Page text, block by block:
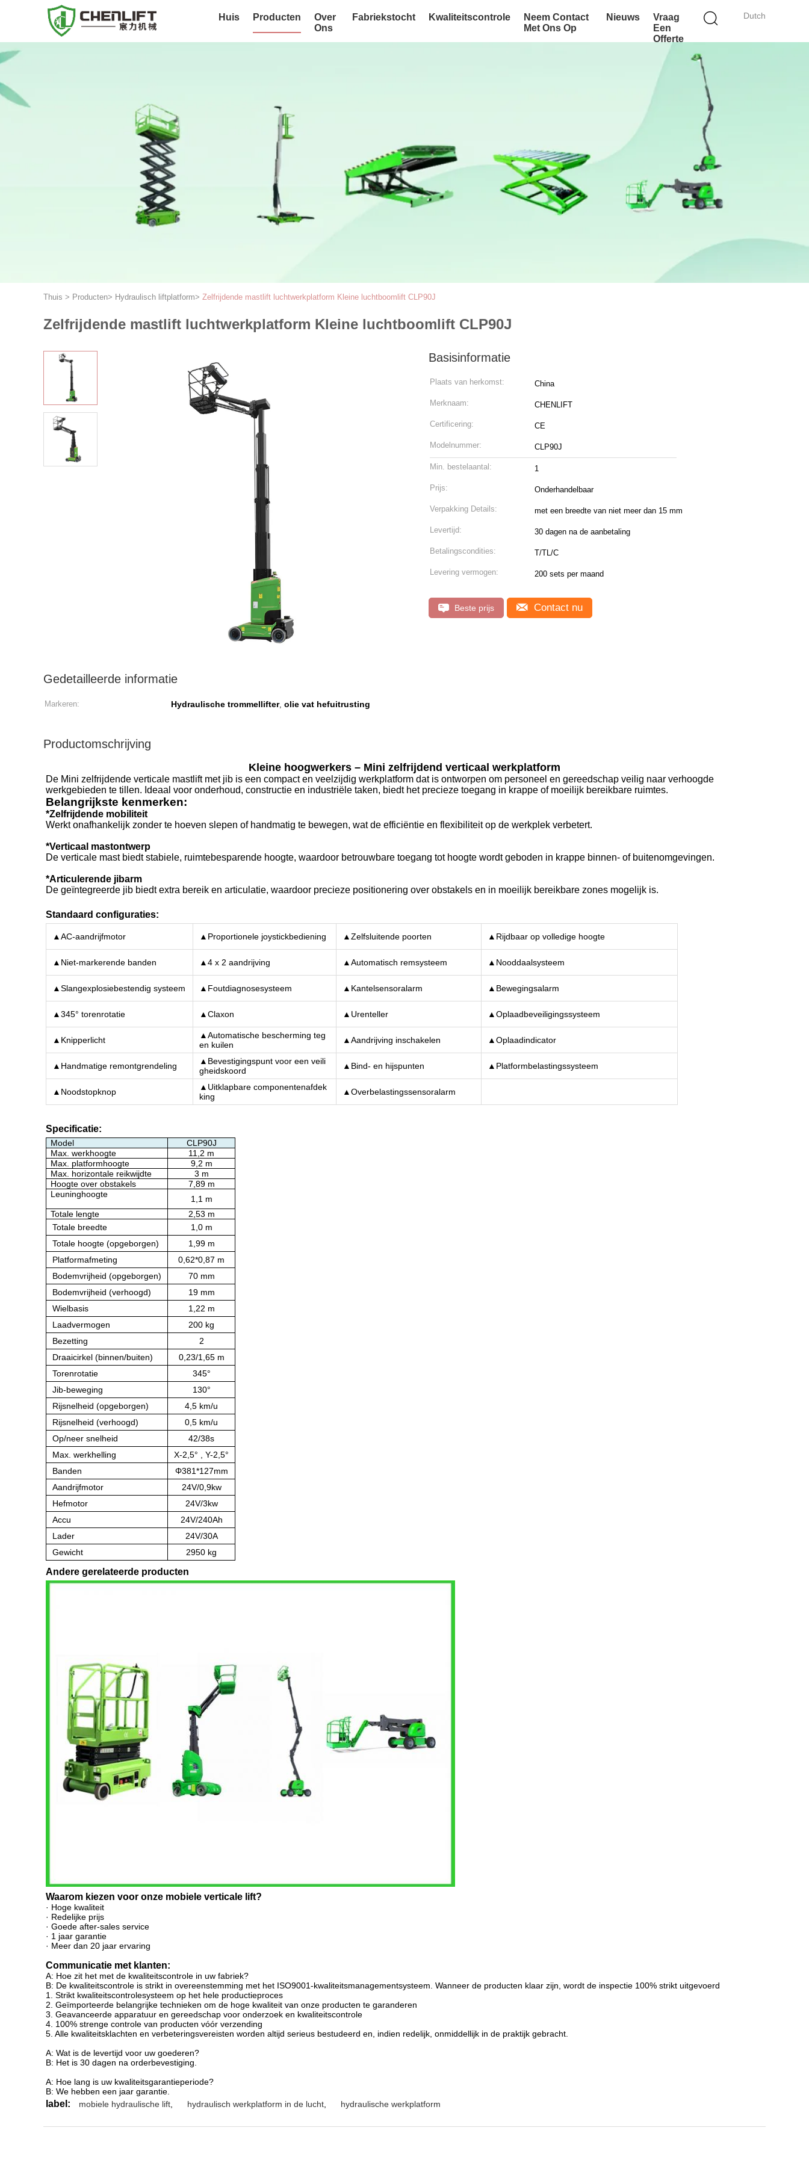
Dutch
Huis Producten
Over
Ons
Fabriekstocht Kwaliteitscontrole
Neem Contact
Met Ons Op
Nieuws
Vraag
Een
Offerte
Thuis > Producten> Hydraulisch liftplatform> Zelfrijdende mastlift luchtwerkplatform Kleine luchtboomlift CLP90J
Zelfrijdende mastlift luchtwerkplatform Kleine luchtboomlift CLP90J
Basisinformatie
Plaats van herkomst: China
Merknaam: CHENLIFT
Certificering: CE
Modelnummer: CLP90J
Min. bestelaantal: 1
Prijs: Onderhandelbaar
Verpakking Details: met een breedte van niet meer dan 15 mm
Levertijd: 30 dagen na de aanbetaling
Betalingscondities: T/TL/C
Levering vermogen: 200 sets per maand
Beste prijs Contact nu
Gedetailleerde informatie
Markeren: Hydraulische trommellifter, olie vat hefuitrusting
Productomschrijving
Kleine hoogwerkers – Mini zelfrijdend verticaal werkplatform
De Mini zelfrijdende verticale mastlift met jib is een compact en veelzijdig werkplatform dat is ontworpen om personeel en gereedschap veilig naar verhoogde
werkgebieden te tillen. Ideaal voor onderhoud, constructie en industriële taken, biedt het precieze toegang in krappe of moeilijk bereikbare ruimtes.
Belangrijkste kenmerken:
*Zelfrijdende mobiliteit
Werkt onafhankelijk zonder te hoeven slepen of handmatig te bewegen, wat de efficiëntie en flexibiliteit op de werkplek verbetert.
*Verticaal mastontwerp
De verticale mast biedt stabiele, ruimtebesparende hoogte, waardoor betrouwbare toegang tot hoogte wordt geboden in krappe binnen- of buitenomgevingen.
*Articulerende jibarm
De geïntegreerde jib biedt extra bereik en articulatie, waardoor precieze positionering over obstakels en in moeilijk bereikbare zones mogelijk is.
Standaard configuraties:
▲AC-aandrijfmotor ▲Proportionele joystickbediening ▲Zelfsluitende poorten ▲Rijdbaar op volledige hoogte
▲Niet-markerende banden ▲4 x 2 aandrijving ▲Automatisch remsysteem ▲Nooddaalsysteem
▲Slangexplosiebestendig systeem ▲Foutdiagnosesysteem ▲Kantelsensoralarm ▲Bewegingsalarm
▲345° torenrotatie ▲Claxon ▲Urenteller ▲Oplaadbeveiligingssysteem
▲Knipperlicht
▲Automatische bescherming teg
en kuilen
▲Aandrijving inschakelen ▲Oplaadindicator
▲Handmatige remontgrendeling
▲Bevestigingspunt voor een veili
gheidskoord
▲Bind- en hijspunten ▲Platformbelastingssysteem
▲Noodstopknop
▲Uitklapbare componentenafdek
king
▲Overbelastingssensoralarm
Specificatie:
Model CLP90J
Max. werkhoogte
11,2 m
Max. platformhoogte
9,2 m
Max. horizontale reikwijdte
3 m
Hoogte over obstakels
7,89 m
Leuninghoogte
1,1 m
Totale lengte
2,53 m
Totale breedte
1,0 m
Totale hoogte (opgeborgen)
1,99 m
Platformafmeting
0,62*0,87 m
Bodemvrijheid (opgeborgen)
70 mm
Bodemvrijheid (verhoogd)
19 mm
Wielbasis
1,22 m
Laadvermogen
200 kg
Bezetting
2
Draaicirkel (binnen/buiten)
0,23/1,65 m
Torenrotatie
345°
Jib-beweging
130°
Rijsnelheid (opgeborgen)
4,5 km/u
Rijsnelheid (verhoogd)
0,5 km/u
Op/neer snelheid
42/38s
Max. werkhelling
X-2,5° , Y-2,5°
Banden
Φ381*127mm
Aandrijfmotor
24V/0,9kw
Hefmotor
24V/3kw
Accu
24V/240Ah
Lader
24V/30A
Gewicht
2950 kg
Andere gerelateerde producten
Waarom kiezen voor onze mobiele verticale lift?
· Hoge kwaliteit
· Redelijke prijs
· Goede after-sales service
· 1 jaar garantie
· Meer dan 20 jaar ervaring
Communicatie met klanten:
A: Hoe zit het met de kwaliteitscontrole in uw fabriek?
B: De kwaliteitscontrole is strikt in overeenstemming met het ISO9001-kwaliteitsmanagementsysteem. Wanneer de producten klaar zijn, wordt de inspectie 100% strikt uitgevoerd
1. Strikt kwaliteitscontrolesysteem op het hele productieproces
2. Geïmporteerde belangrijke technieken om de hoge kwaliteit van onze producten te garanderen
3. Geavanceerde apparatuur en gereedschap voor onderzoek en kwaliteitscontrole
4. 100% strenge controle van producten vóór verzending
5. Alle kwaliteitsklachten en verbeteringsvereisten worden altijd serieus bestudeerd en, indien redelijk, onmiddellijk in de praktijk gebracht.
A: Wat is de levertijd voor uw goederen?
B: Het is 30 dagen na orderbevestiging.
A: Hoe lang is uw kwaliteitsgarantieperiode?
B: We hebben een jaar garantie.
label: mobiele hydraulische lift hydraulisch werkplatform in de lucht hydraulische werkplatform